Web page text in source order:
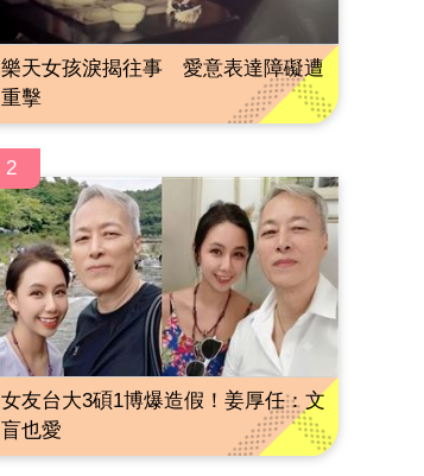
樂天女孩淚揭往事 愛意表達障礙遭
重擊
2
女友台大3碩1博爆造假！姜厚任：文
盲也愛